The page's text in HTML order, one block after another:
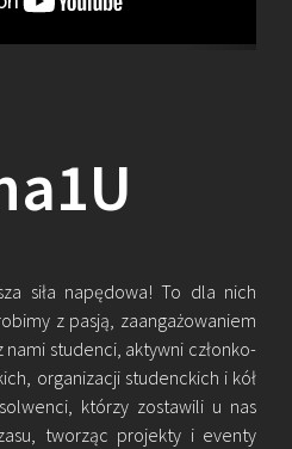
siła na­pę­do­wa! To dla nich
z pasją, za­an­ga­żo­wa­niem
nami stu­den­ci, ak­tyw­ni człon­ko­
or­ga­ni­za­cji stu­denc­kich i kół
któ­rzy zo­sta­wi­li u nas
two­rząc pro­jek­ty i even­ty